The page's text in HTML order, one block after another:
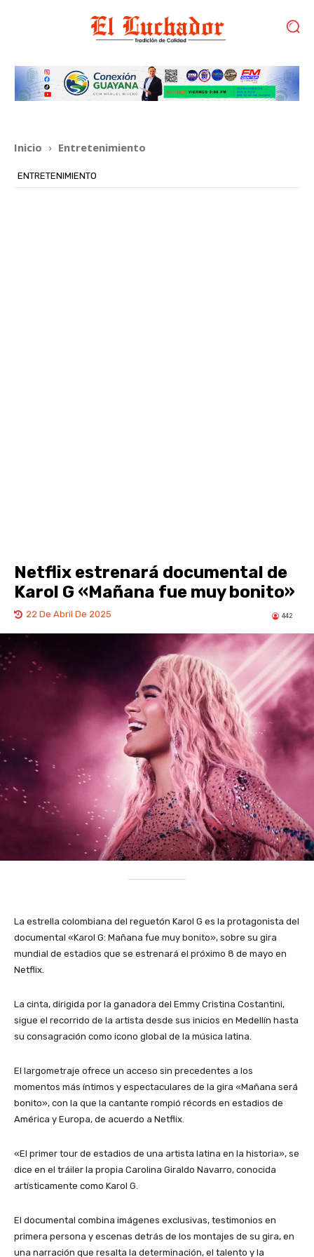
Inicio Entretenimiento
ENTRETENIMIENTO
Netflix estrenará documental de
Karol G «Mañana fue muy bonito»
22 De Abril De 2025 442
La estrella colombiana del reguetón Karol G es la protagonista del
documental «Karol G: Mañana fue muy bonito», sobre su gira
mundial de estadios que se estrenará el próximo 8 de mayo en
Netflix.
La cinta, dirigida por la ganadora del Emmy Cristina Costantini,
sigue el recorrido de la artista desde sus inicios en Medellín hasta
su consagración como icono global de la música latina.
El largometraje ofrece un acceso sin precedentes a los
momentos más íntimos y espectaculares de la gira «Mañana será
bonito», con la que la cantante rompió récords en estadios de
América y Europa, de acuerdo a Netflix.
«El primer tour de estadios de una artista latina en la historia», se
dice en el tráiler la propia Carolina Giraldo Navarro, conocida
artísticamente como Karol G.
El documental combina imágenes exclusivas, testimonios en
primera persona y escenas detrás de los montajes de su gira, en
una narración que resalta la determinación, el talento y la